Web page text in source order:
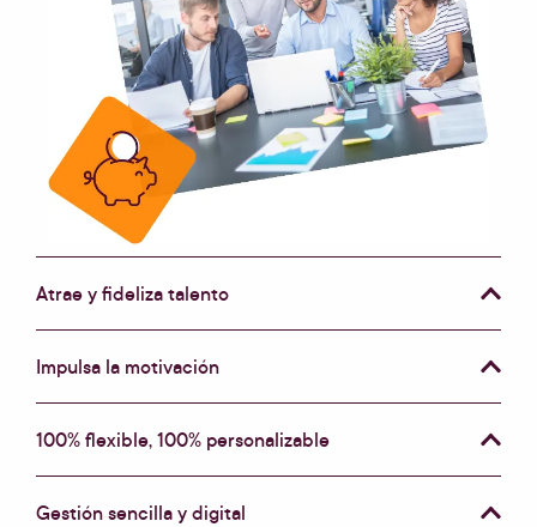
Atrae y fideliza talento
Impulsa la motivación
100% flexible, 100% personalizable
Gestión sencilla y digital